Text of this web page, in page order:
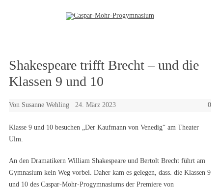
Shakespeare trifft Brecht – und die
Klassen 9 und 10
Von Susanne Wehling 24. März 2023 0
Klasse 9 und 10 besuchen „Der Kaufmann von Venedig“ am Theater
Ulm.
An den Dramatikern William Shakespeare und Bertolt Brecht führt am
Gymnasium kein Weg vorbei. Daher kam es gelegen, dass. die Klassen 9
und 10 des Caspar-Mohr-Progymnasiums der Premiere von